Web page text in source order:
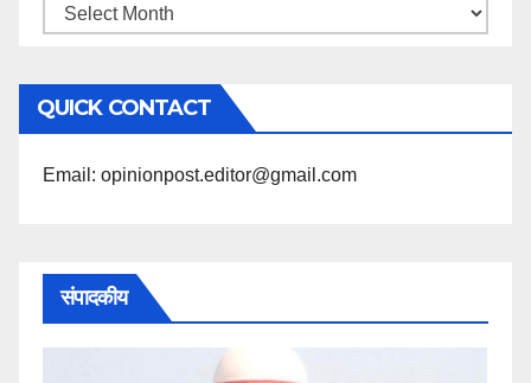
महिने
अनुसार
पढ़ें
QUICK CONTACT
Email: opinionpost.editor@gmail.com
संपादकीय